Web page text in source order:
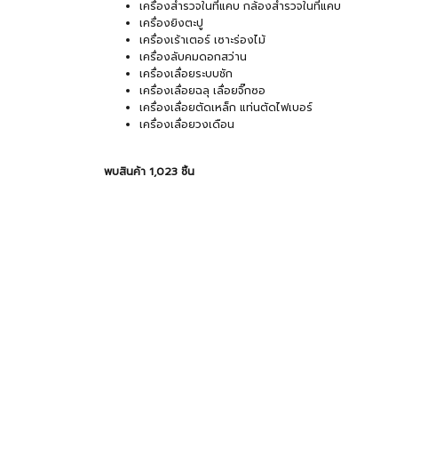
เครื่องสำรวจในที่แคบ กล้องสำรวจในที่แคบ
เครื่องยิงตะปู
เครื่องเร้าเตอร์ เซาะร่องไม้
เครื่องลับคมดอกสว่าน
เครื่องเลื่อยระบบชัก
เครื่องเลื่อยฉลุ เลื่อยจิ๊กซอ
เครื่องเลื่อยตัดเหล็ก แท่นตัดไฟเบอร์
เครื่องเลื่อยวงเดือน
พบสินค้า 1,023 ชิ้น